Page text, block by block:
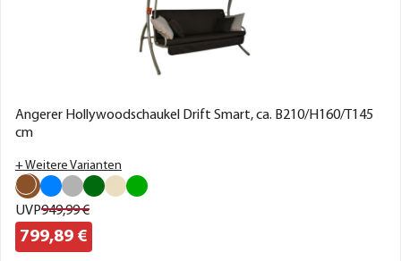
Angerer Hollywoodschaukel Drift Smart, ca. B210/H160/T145
cm
+ Weitere Varianten
UVP949,99€
799,89 €